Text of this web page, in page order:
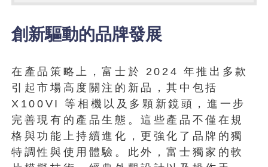
創新驅動的品牌發展
在產品策略上，富士於 2024 年推出多款
引起市場高度關注的新品，其中包括
X100VI 等相機以及多顆新鏡頭，進一步
完善現有的產品生態。這些產品不僅在規
格與功能上持續進化，更強化了品牌的獨
特調性與使用體驗。此外，富士獨家的軟